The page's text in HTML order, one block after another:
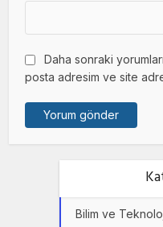
Daha sonraki
posta adresim ve site
Bilim ve